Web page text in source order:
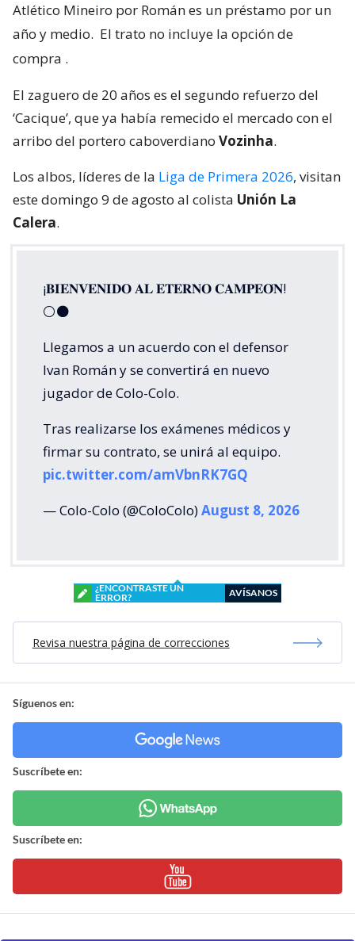
Atlético Mineiro por Román es un préstamo por un
año y medio. El trato no incluye la opción de
compra .
El zaguero de 20 años es el segundo refuerzo del
‘Cacique’, que ya había remecido el mercado con el
arribo del portero caboverdiano Vozinha.
Los albos, líderes de la Liga de Primera 2026, visitan
este domingo 9 de agosto al colista Unión La
Calera.
¡𝐁𝐈𝐄𝐍𝐕𝐄𝐍𝐈𝐃𝐎 𝐀𝐋 𝐄𝐓𝐄𝐑𝐍𝐎 𝐂𝐀𝐌𝐏𝐄𝐎́𝐍!
⚪⚫
Llegamos a un acuerdo con el defensor
Ivan Román y se convertirá en nuevo
jugador de Colo-Colo.
Tras realizarse los exámenes médicos y
firmar su contrato, se unirá al equipo.
pic.twitter.com/amVbnRK7GQ
— Colo-Colo (@ColoColo)August 8, 2026
¿ENCONTRASTE UN
ERROR?
AVÍSANOS
Revisa nuestra página de correcciones
Síguenos en:
Suscríbete en:
Suscríbete en: